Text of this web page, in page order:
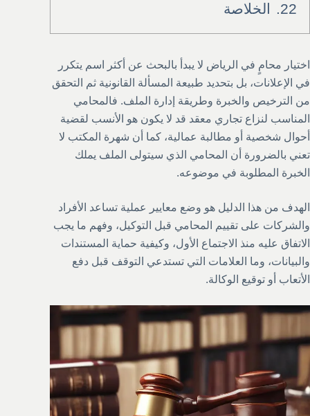
22.
الخلاصة
اختيار محامٍ في الرياض لا يبدأ بالبحث عن أكثر اسم يتكرر
في الإعلانات، بل بتحديد طبيعة المسألة القانونية ثم التحقق
من الترخيص والخبرة وطريقة إدارة الملف. فالمحامي
المناسب لنزاع تجاري معقد قد لا يكون هو الأنسب لقضية
أحوال شخصية أو مطالبة عمالية، كما أن شهرة المكتب لا
تعني بالضرورة أن المحامي الذي سيتولى الملف يملك
الخبرة المطلوبة في موضوعه.
الهدف من هذا الدليل هو وضع معايير عملية تساعد الأفراد
والشركات على تقييم المحامي قبل التوكيل، وفهم ما يجب
الاتفاق عليه منذ الاجتماع الأول، وكيفية حماية المستندات
والبيانات، وما العلامات التي تستدعي التوقف قبل دفع
الأتعاب أو توقيع الوكالة.